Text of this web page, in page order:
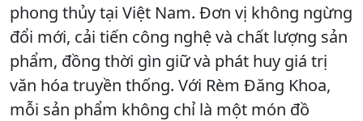
phong thủy tại Việt Nam. Đơn vị không ngừng
đổi mới, cải tiến công nghệ và chất lượng sản
phẩm, đồng thời gìn giữ và phát huy giá trị
văn hóa truyền thống. Với Rèm Đăng Khoa,
mỗi sản phẩm không chỉ là một món đồ